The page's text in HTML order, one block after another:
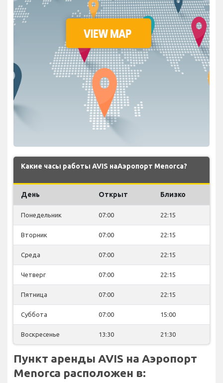
Какие часы работы AVIS наАэропорт Menorca?
День Открыт Близко
Понедельник 07:00 22:15
Вторник 07:00 22:15
Среда 07:00 22:15
Четверг 07:00 22:15
Пятница 07:00 22:15
Суббота 07:00 15:00
Воскресенье 13:30 21:30
Пункт аренды AVIS на Аэропорт
Menorca расположен в: